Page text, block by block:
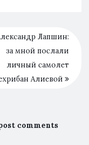
Лапшин:
за мной послали
личный самолет
Алиевой
comments